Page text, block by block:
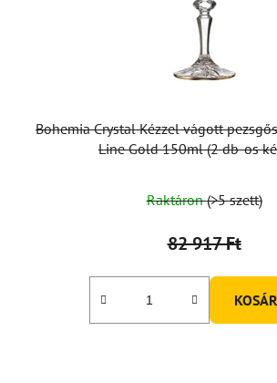
Bohemia Crystal Kézzel vágott
Line Gold 150ml (2 db-os
Raktáron(>5 szett)
82 917 Ft